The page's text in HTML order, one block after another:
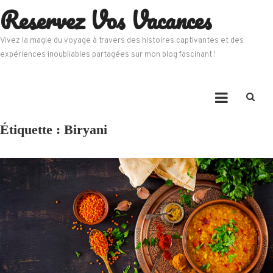
Skip
to
content
Reservez Vos Vacances
Vivez la magie du voyage à travers des histoires captivantes et des
expériences inoubliables partagées sur mon blog fascinant !
Étiquette : Biryani